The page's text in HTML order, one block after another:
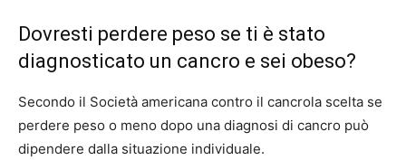
Dovresti perdere peso se ti è stato
diagnosticato un cancro e sei obeso?
Secondo il Società americana contro il cancrola scelta se
perdere peso o meno dopo una diagnosi di cancro può
dipendere dalla situazione individuale.